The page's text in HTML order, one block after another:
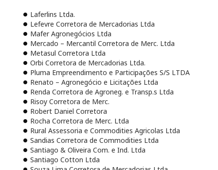
Laferlins Ltda.
Lefevre Corretora de Mercadorias Ltda
Mafer Agronegócios Ltda
Mercado – Mercantil Corretora de Merc. Ltda
Metasul Corretora Ltda
Orbi Corretora de Mercadorias Ltda.
Pluma Empreendimento e Participações S/S LTDA
Renato – Agronegócio e Licitações Ltda
Renda Corretora de Agroneg. e Transp.s Ltda
Risoy Corretora de Merc.
Robert Daniel Corretora
Rocha Corretora de Merc. Ltda
Rural Assessoria e Commodities Agricolas Ltda
Sandias Corretora de Commodities Ltda
Santiago & Oliveira Com. e Ind. Ltda
Santiago Cotton Ltda